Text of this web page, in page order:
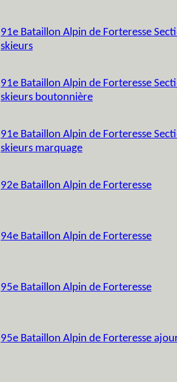
91e Bataillon Alpin de Forteresse
skieurs
91e Bataillon Alpin de Forteresse
skieurs boutonnière
91e Bataillon Alpin de Forteresse
skieurs marquage
92e Bataillon Alpin de Forteresse
94e Bataillon Alpin de Forteresse
95e Bataillon Alpin de Forteresse
95e Bataillon Alpin de Forteresse